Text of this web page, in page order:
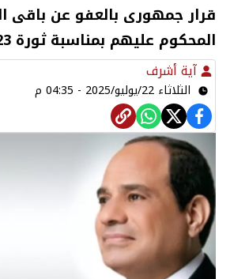
قرار جمهورى بالعفو عن باقى
المحكوم عليهم بمناسبة ثورة 23 يوليو
آية أشرف
الثلاثاء 22/يوليو/2025 - 04:35 م